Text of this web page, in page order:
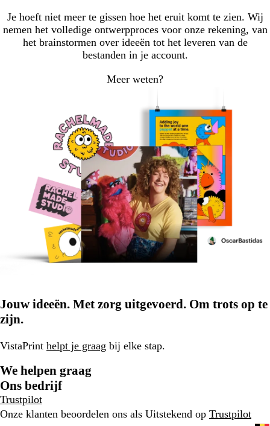
Je hoeft niet meer te gissen hoe het eruit komt te zien. Wij
nemen het volledige ontwerpproces voor onze rekening, van
het brainstormen over ideeën tot het leveren van de
bestanden in je account.
Meer weten?
Jouw ideeën. Met zorg uitgevoerd. Om trots op te
zijn.
VistaPrint helpt je graag bij elke stap.
We helpen graag
Ons bedrijf
Trustpilot
Onze klanten beoordelen ons als Uitstekend op Trustpilot